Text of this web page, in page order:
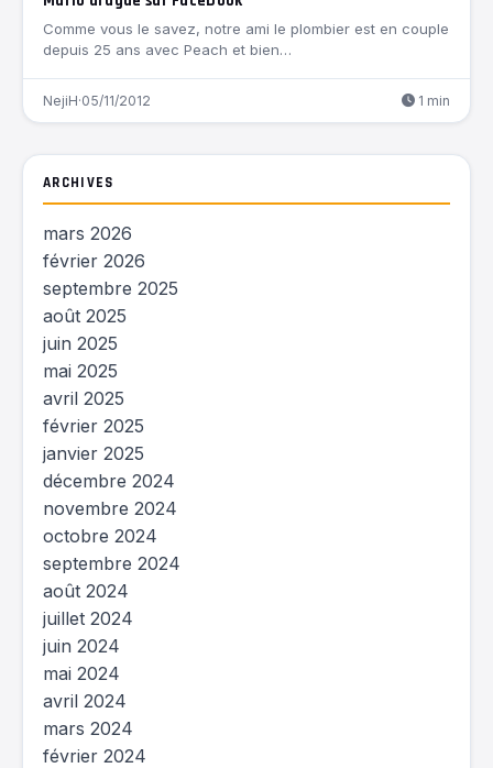
Comme vous le savez, notre ami le plombier est en couple
depuis 25 ans avec Peach et bien…
NejiH·05/11/2012 1 min
ARCHIVES
mars 2026
février 2026
septembre 2025
août 2025
juin 2025
mai 2025
avril 2025
février 2025
janvier 2025
décembre 2024
novembre 2024
octobre 2024
septembre 2024
août 2024
juillet 2024
juin 2024
mai 2024
avril 2024
mars 2024
février 2024